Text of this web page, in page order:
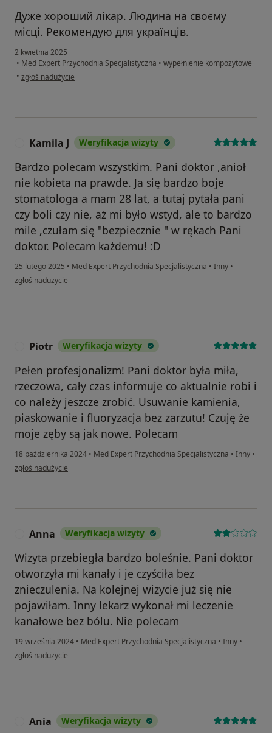
Дуже хороший лікар. Людина на своєму
місці. Рекомендую для українців.
2 kwietnia 2025
• Med Expert Przychodnia Specjalistyczna • wypełnienie kompozytowe
• w opinii użytkownika Ольга
zgłoś nadużycie
Kamila J Weryfikacja wizyty
Bardzo polecam wszystkim. Pani doktor ,anioł
nie kobieta na prawde. Ja się bardzo boje
stomatologa a mam 28 lat, a tutaj pytała pani
czy boli czy nie, aż mi było wstyd, ale to bardzo
mile ,czułam się "bezpiecznie " w rękach Pani
doktor. Polecam każdemu! :D
25 lutego 2025 • Med Expert Przychodnia Specjalistyczna • Inny •
w opinii użytkownika Kamila J
zgłoś nadużycie
Piotr Weryfikacja wizyty
Pełen profesjonalizm! Pani doktor była miła,
rzeczowa, cały czas informuje co aktualnie robi i
co należy jeszcze zrobić. Usuwanie kamienia,
piaskowanie i fluoryzacja bez zarzutu! Czuję że
moje zęby są jak nowe. Polecam
18 października 2024 • Med Expert Przychodnia Specjalistyczna • Inny •
w opinii użytkownika Piotr
zgłoś nadużycie
Anna Weryfikacja wizyty
Wizyta przebiegła bardzo boleśnie. Pani doktor
otworzyła mi kanały i je czyściła bez
znieczulenia. Na kolejnej wizycie już się nie
pojawiłam. Inny lekarz wykonał mi leczenie
kanałowe bez bólu. Nie polecam
19 września 2024 • Med Expert Przychodnia Specjalistyczna • Inny •
w opinii użytkownika Anna
zgłoś nadużycie
Ania Weryfikacja wizyty